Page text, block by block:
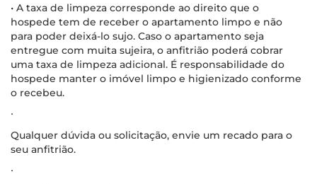
• A taxa de limpeza corresponde ao direito que o
hospede tem de receber o apartamento limpo e não
para poder deixá-lo sujo. Caso o apartamento seja
entregue com muita sujeira, o anfitrião poderá cobrar
uma taxa de limpeza adicional. É responsabilidade do
hospede manter o imóvel limpo e higienizado conforme
o recebeu.
∙
Qualquer dúvida ou solicitação, envie um recado para o
seu anfitrião.
∙